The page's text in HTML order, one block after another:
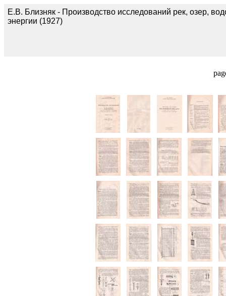
Е.В. Близняк - Производство исследований рек, озер,
энергии (1927)